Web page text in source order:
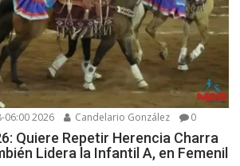
06:00 2026 Candelario González 0
Quiere Repetir Herencia Charra
Lidera la Infantil A, en Femenil